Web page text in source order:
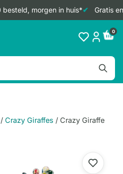
besteld, morgen in huis* Gratis
0
/ Crazy Giraffes / Crazy Giraffe